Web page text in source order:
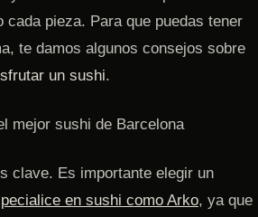
cada pieza. Para que puedas tener
te damos algunos consejos sobre
un sushi.
mejor sushi de Barcelona
clave. Es importante elegir un
en sushi como Arko, ya que